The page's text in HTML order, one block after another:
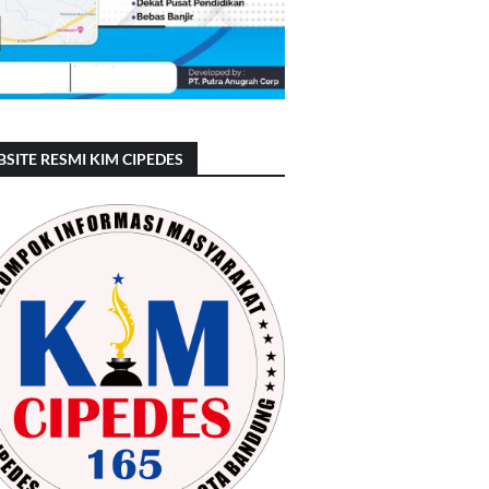
RESMI KIM CIPEDES